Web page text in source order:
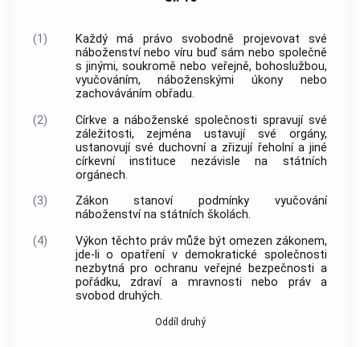
(1)
Každý má právo svobodně projevovat své
náboženství nebo víru buď sám nebo společně
s jinými, soukromě nebo veřejně, bohoslužbou,
vyučováním, náboženskými úkony nebo
zachováváním obřadu.
(2)
Církve a náboženské společnosti spravují své
záležitosti, zejména ustavují své orgány,
ustanovují své duchovní a zřizují řeholní a jiné
církevní instituce nezávisle na státních
orgánech.
(3)
Zákon stanoví podmínky vyučování
náboženství na státních školách.
(4)
Výkon těchto práv může být omezen zákonem,
jde-li o opatření v demokratické společnosti
nezbytná pro ochranu veřejné bezpečnosti a
pořádku, zdraví a mravnosti nebo práv a
svobod druhých.
Oddíl druhý